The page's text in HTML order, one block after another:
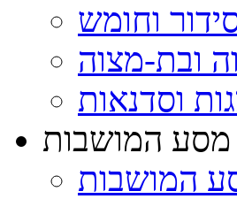
וחומש
ובת-מצוה
וסדנאות
מסע המושבות
המושבות